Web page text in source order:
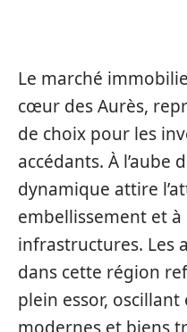
Le marché
cœur des Aurès,
de choix pour les
accédants. À l’aube
dynamique attire
embellissement et à
infrastructures. Les
dans cette région
plein essor,